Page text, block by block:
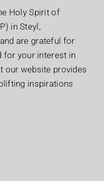
Holy Spirit of
in Steyl,
are grateful for
for your interest in
our website provides
inspirations